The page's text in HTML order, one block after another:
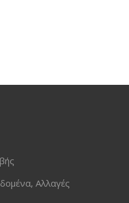
Αλλαγές